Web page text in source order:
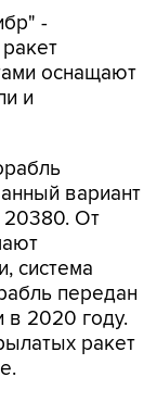
-
оснащают
и
вариант
20380. От
система
передан
2020 году.
ракет